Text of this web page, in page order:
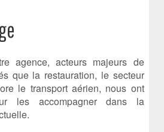
agence, acteurs majeurs de
que la restauration, le secteur
le transport aérien, nous ont
les accompagner dans la